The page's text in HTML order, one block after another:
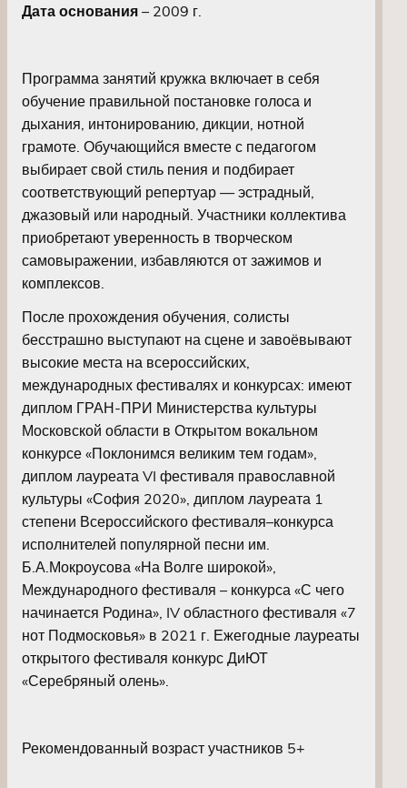
Дата основания – 2009 г.
Программа занятий кружка включает в себя
обучение правильной постановке голоса и
дыхания, интонированию, дикции, нотной
грамоте. Обучающийся вместе с педагогом
выбирает свой стиль пения и подбирает
соответствующий репертуар — эстрадный,
джазовый или народный. Участники коллектива
приобретают уверенность в творческом
самовыражении, избавляются от зажимов и
комплексов.
После прохождения обучения, солисты
бесстрашно выступают на сцене и завоёвывают
высокие места на всероссийских,
международных фестивалях и конкурсах: имеют
диплом ГРАН-ПРИ Министерства культуры
Московской области в Открытом вокальном
конкурсе «Поклонимся великим тем годам»,
диплом лауреата VI фестиваля православной
культуры «София 2020», диплом лауреата 1
степени Всероссийского фестиваля–конкурса
исполнителей популярной песни им.
Б.А.Мокроусова «На Волге широкой»,
Международного фестиваля – конкурса «С чего
начинается Родина», IV областного фестиваля «7
нот Подмосковья» в 2021 г. Ежегодные лауреаты
открытого фестиваля конкурс ДиЮТ
«Серебряный олень».
Рекомендованный возраст участников 5+